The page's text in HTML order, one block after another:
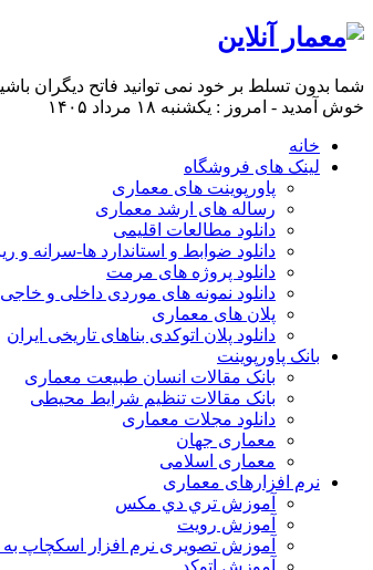
شما بدون تسلط بر خود نمی توانید فاتح دیگران
خوش آمدید - امروز : یکشنبه ۱۸ مرداد ۱۴۰۵
خانه
لینک های فروشگاه
پاورپوینت های معماری
رساله های ارشد معماری
دانلود مطالعات اقلیمی
دانلود ضوابط و استاندارد ها-سرانه و
دانلود پروژه های مرمت
دانلود نمونه های موردی داخلی و خاجی
پلان های معماری
دانلود پلان اتوکدی بناهای تاریخی ایران
بانک پاورپوینت
بانک مقالات انسان طبیعت معماری
بانک مقالات تنظیم شرایط محیطی
دانلود مجلات معماری
معماری جهان
معماری اسلامی
نرم افزارهای معماری
آﻣﻮزش ﺗﺮي دي ﻣﮑﺲ
آموزش رویت
آموزش تصویری نرم افزار اسکچاپ
آموزش اتوکد